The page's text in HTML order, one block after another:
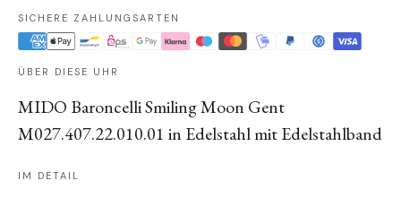
SICHERE ZAHLUNGSARTEN
ÜBER DIESE UHR
MIDO Baroncelli Smiling Moon Gent
M027.407.22.010.01 in Edelstahl mit Edelstahlband
IM DETAIL